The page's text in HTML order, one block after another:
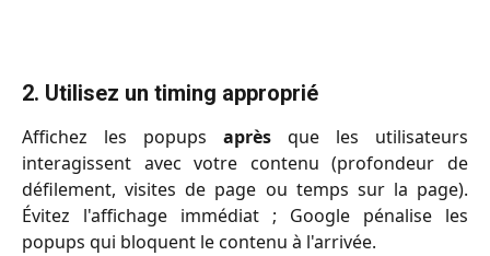
2. Utilisez un timing approprié
Affichez les popups après que les utilisateurs
interagissent avec votre contenu (profondeur de
défilement, visites de page ou temps sur la page).
Évitez l'affichage immédiat ; Google pénalise les
popups qui bloquent le contenu à l'arrivée.